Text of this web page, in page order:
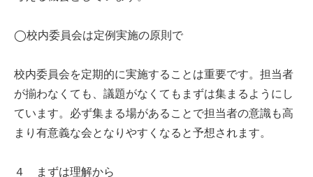
◯校内委員会は定例実施の原則で
校内委員会を定期的に実施することは重要です。担当者
が揃わなくても、議題がなくてもまずは集まるようにし
ています。必ず集まる場があることで担当者の意識も高
まり有意義な会となりやすくなると予想されます。
４ まずは理解から